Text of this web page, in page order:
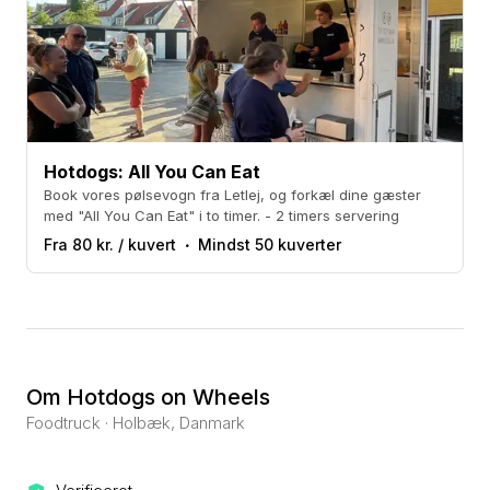
priser på pølsevogne.
Det er den smarte løsning til bryllup, rejsegilde,
åbent hus, fødselsdag eller som natmad til festen.
Vi bruger kun godkendte pølsevogne, har uddannet
personale og tilbyder kvalitetsprodukter.
Hotdogs: All You Can Eat
Book vores pølsevogn fra Letlej, og forkæl dine gæster
med "All You Can Eat" i to timer. - 2 timers servering
Fra 80 kr. / kuvert Mindst 50 kuverter
Om Hotdogs on Wheels
Foodtruck · Holbæk, Danmark